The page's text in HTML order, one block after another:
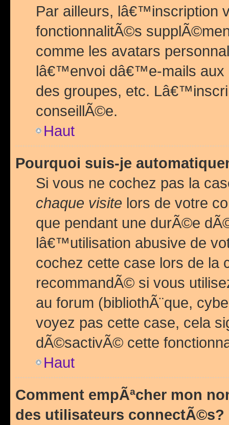
Par ailleurs, lâ€™inscription
fonctionnalitÃ©s
comme les avatars
lâ€™envoi dâ€™e-mails
des groupes, etc.
conseillÃ©e.
Haut
Pourquoi suis-je
Si vous ne cochez pas la
chaque visite lors de votre
que pendant une durÃ©e
lâ€™utilisation abusive de
cochez cette case lors de
recommandÃ© si vous
au forum (bibliothÃ¨que,
voyez pas cette case, cela
dÃ©sactivÃ© cette
Haut
Comment empÃªcher mon
des utilisateurs connectÃ©s?